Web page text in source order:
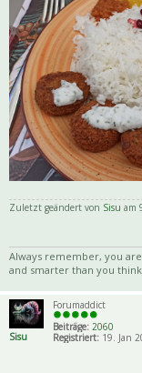
Zuletzt geändert von Sisu am
Always remember, you
and smarter than you
Sisu
Forumaddict
Beiträge: 2060
Registriert:19. Jan